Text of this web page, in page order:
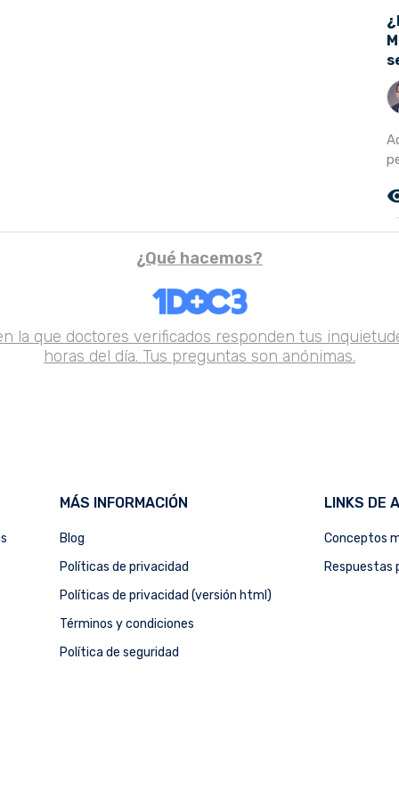
¿Qué hacemos?
la que doctores verificados responden tus
horas del día. Tus preguntas son anónimas.
MÁS INFORMACIÓN
Blog
Políticas de privacidad
Políticas de privacidad (versión html)
Términos y condiciones
Política de seguridad
LINKS DE
Conceptos
Respuestas